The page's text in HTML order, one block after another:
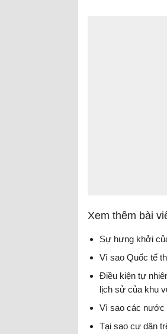
Xem thêm bài
Sự hưng khởi
Vì sao Quốc tế
Điều kiện tự
lịch sử của khu
Vì sao các nước
Tại sao cư dân